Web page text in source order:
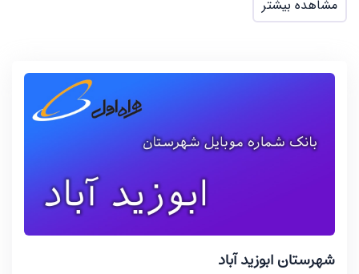
مشاهده بیشتر
شهرستان ابوزید آباد